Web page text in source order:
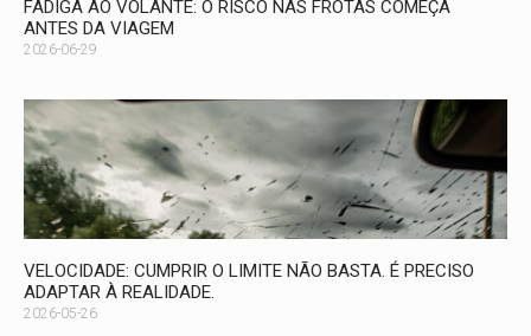
FADIGA AO VOLANTE: O RISCO NAS FROTAS COMEÇA
ANTES DA VIAGEM
2026-06-29
VELOCIDADE: CUMPRIR O LIMITE NÃO BASTA. É PRECISO
ADAPTAR À REALIDADE.
2026-05-26